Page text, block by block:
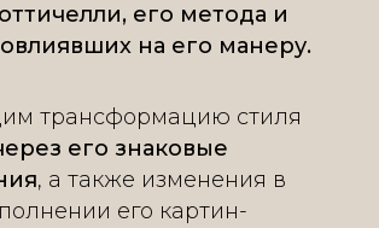
его метода и
на его манеру.
трансформацию стиля
его знаковые
, а также изменения в
его картин-